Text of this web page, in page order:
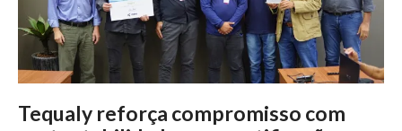
Tequaly reforça compromisso com